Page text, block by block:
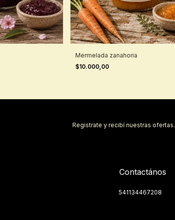
Mermelada zanahoria
$10.000,00
Registrate y recibí nuestras ofertas.
Contactános
541134467208